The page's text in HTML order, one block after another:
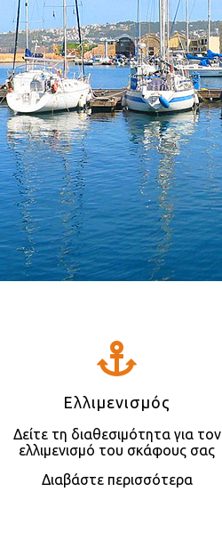
Ελλιμενισμός
Δείτε τη διαθεσιμότητα για τον
ελλιμενισμό του σκάφους σας
Διαβάστε περισσότερα